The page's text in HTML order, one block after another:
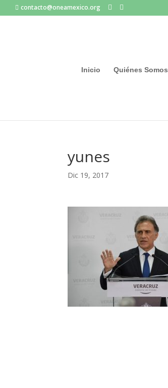
contacto@oneamexico.org
Inicio Quiénes Somos
yunes
Dic 19, 2017